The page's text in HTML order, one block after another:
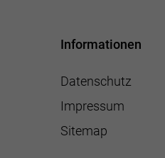
Informationen
Datenschutz
Impressum
Sitemap